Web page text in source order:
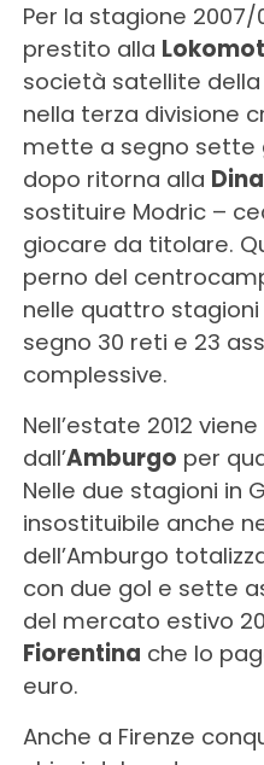
Per la stagione
prestito alla
società satellite
nella terza divisione
mette a segno sette
dopo ritorna alla
sostituire Modric –
giocare da titolare.
perno del
nelle quattro
segno 30 reti e 23
complessive.
Nell’estate 2012
dall’Amburgo per
Nelle due stagioni in
insostituibile anche
dell’Amburgo
con due gol e sette
del mercato estivo
Fiorentina che lo
euro.
Anche a Firenze